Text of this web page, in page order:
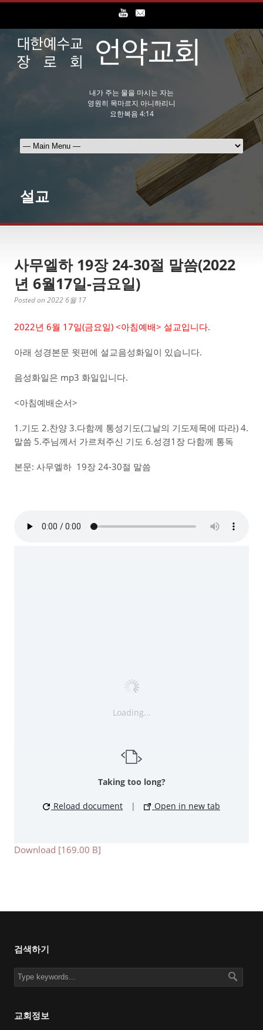
내가 주는 물을 마시는 자는
영원히 목마르지 아니하리니
요한복음 4:14
설교
사무엘하 19장 24-30절 말씀(2022
년 6월17일-금요일)
Posted on 2022 6월 17
2022년 6월 17일(금요일) <아침예배> 설교입니다.
아래 성경본문 윗편에 설교음성화일이 있습니다.
음성화일은 mp3 화일입니다.
<아침예배순서>
1.기도 2.찬양 3.다함께 통성기도(그날의 기도제목에 따라) 4.
말씀 5.주님께서 가르쳐주신 기도 6.성경1장 다함께 통독
본문: 사무엘하 19장 24-30절 말씀
Loading...
Taking too long?
Reload document | Open in new tab
Download [169.00 B]
검색하기
교회정보